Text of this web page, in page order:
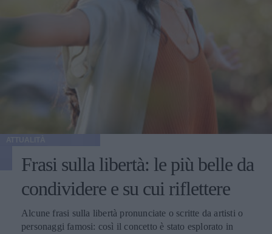
Frasi sulla libertà: le più belle da
condividere e su cui riflettere
Alcune frasi sulla libertà pronunciate o scritte da artisti o
personaggi famosi: così il concetto è stato esplorato in